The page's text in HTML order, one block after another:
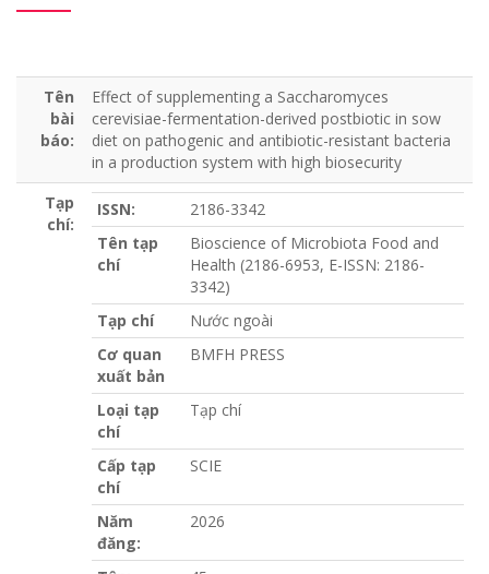
Tên
bài
báo:
Effect of supplementing a Saccharomyces
cerevisiae-fermentation-derived postbiotic in sow
diet on pathogenic and antibiotic-resistant bacteria
in a production system with high biosecurity
Tạp
chí:
ISSN:
2186-3342
Tên tạp
chí
Bioscience of Microbiota Food and
Health (2186-6953, E-ISSN: 2186-
3342)
Tạp chí
Nước ngoài
Cơ quan
xuất bản
BMFH PRESS
Loại tạp
chí
Tạp chí
Cấp tạp
chí
SCIE
Năm
đăng:
2026